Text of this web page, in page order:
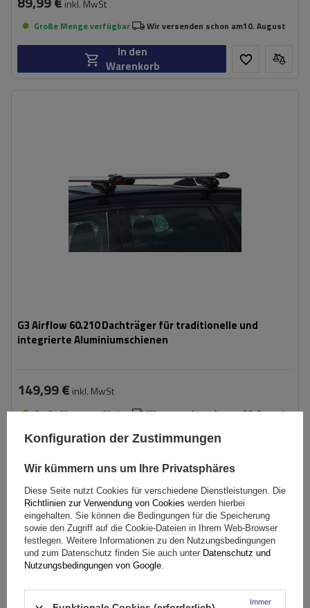
inkl. MwSt
Große Menge verfügbar Wir versenden schon am10. August
In den
Warenkorb
G3 Airflow 60.210 Dachträger für traditionelle und
integrierte Aluminiumschienen
149,99 € inkl. MwSt
Große Menge verfügbar Wir versenden schon am10. August
In den
Konfiguration der Zustimmungen
Wir kümmern uns um Ihre Privatsphäres
Diese Seite nutzt Cookies für verschiedene Dienstleistungen. Die
Richtlinien zur Verwendung von Cookies werden hierbei
eingehalten. Sie können die Bedingungen für die Speicherung
sowie den Zugriff auf die Cookie-Dateien in Ihrem Web-Browser
festlegen. Weitere Informationen zu den Nutzungsbedingungen
und zum Datenschutz finden Sie auch unter Datenschutz und
Nutzungsbedingungen von Google
Immer